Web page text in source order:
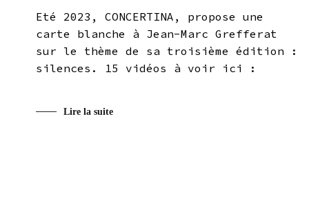
Eté 2023, CONCERTINA, propose une
carte blanche à Jean-Marc Grefferat
sur le thème de sa troisième édition :
silences. 15 vidéos à voir ici :
Lire la suite